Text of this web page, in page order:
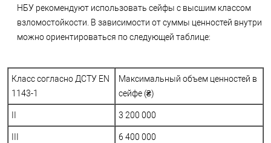
НБУ рекомендуют использовать сейфы с высшим классом
взломостойкости. В зависимости от суммы ценностей внутри
можно ориентироваться по следующей таблице:
Класс согласно ДСТУ EN
1143-1
Максимальный объем ценностей в
сейфе (₴)
3 200 000
6 400 000